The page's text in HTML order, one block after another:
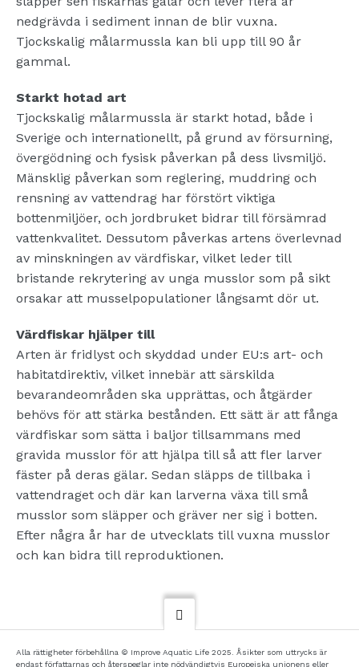
nedgrävda i sediment innan de blir vuxna.
Tjockskalig målarmussla kan bli upp till 90 år
gammal.
Starkt hotad art
Tjockskalig målarmussla är starkt hotad, både i
Sverige och internationellt, på grund av försurning,
övergödning och fysisk påverkan på dess livsmiljö.
Mänsklig påverkan som reglering, muddring och
rensning av vattendrag har förstört viktiga
bottenmiljöer, och jordbruket bidrar till försämrad
vattenkvalitet. Dessutom påverkas artens överlevnad
av minskningen av värdfiskar, vilket leder till
bristande rekrytering av unga musslor som på sikt
orsakar att musselpopulationer långsamt dör ut.
Värdfiskar hjälper till
Arten är fridlyst och skyddad under EU:s art- och
habitatdirektiv, vilket innebär att särskilda
bevarandeområden ska upprättas, och åtgärder
behövs för att stärka bestånden. Ett sätt är att fånga
värdfiskar som sätta i baljor tillsammans med
gravida musslor för att hjälpa till så att fler larver
fäster på deras gälar. Sedan släpps de tillbaka i
vattendraget och där kan larverna växa till små
musslor som släpper och gräver ner sig i botten.
Efter några år har de utvecklats till vuxna musslor
och kan bidra till reproduktionen.
Alla rättigheter förbehållna © Improve Aquatic Life 2025. Åsikter som uttrycks är
endast författarnas och återspeglar inte nödvändigtvis Europeiska unionens eller